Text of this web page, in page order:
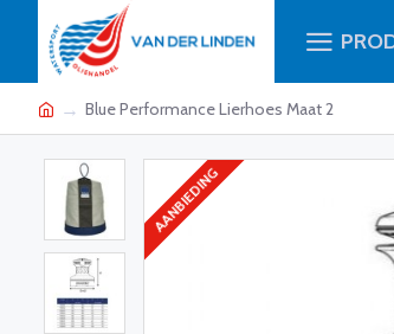
Blue Performance Lierhoes Maat 2
AANBIEDING